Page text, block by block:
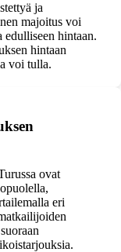
ja
majoitus voi
edulliseen hintaan.
hintaan
voi tulla.
ovat
eri